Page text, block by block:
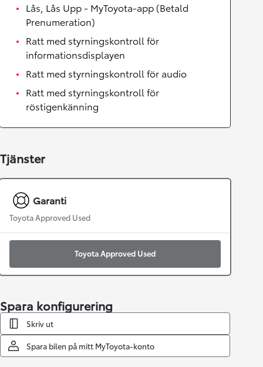
Lås, Lås Upp - MyToyota-app (Betald
Prenumeration)
Ratt med styrningskontroll för
informationsdisplayen
Ratt med styrningskontroll för audio
Ratt med styrningskontroll för
röstigenkänning
Tjänster
Garanti
Toyota Approved Used
Toyota Approved Used
Spara konfigurering
Skriv ut
Spara bilen på mitt MyToyota-konto